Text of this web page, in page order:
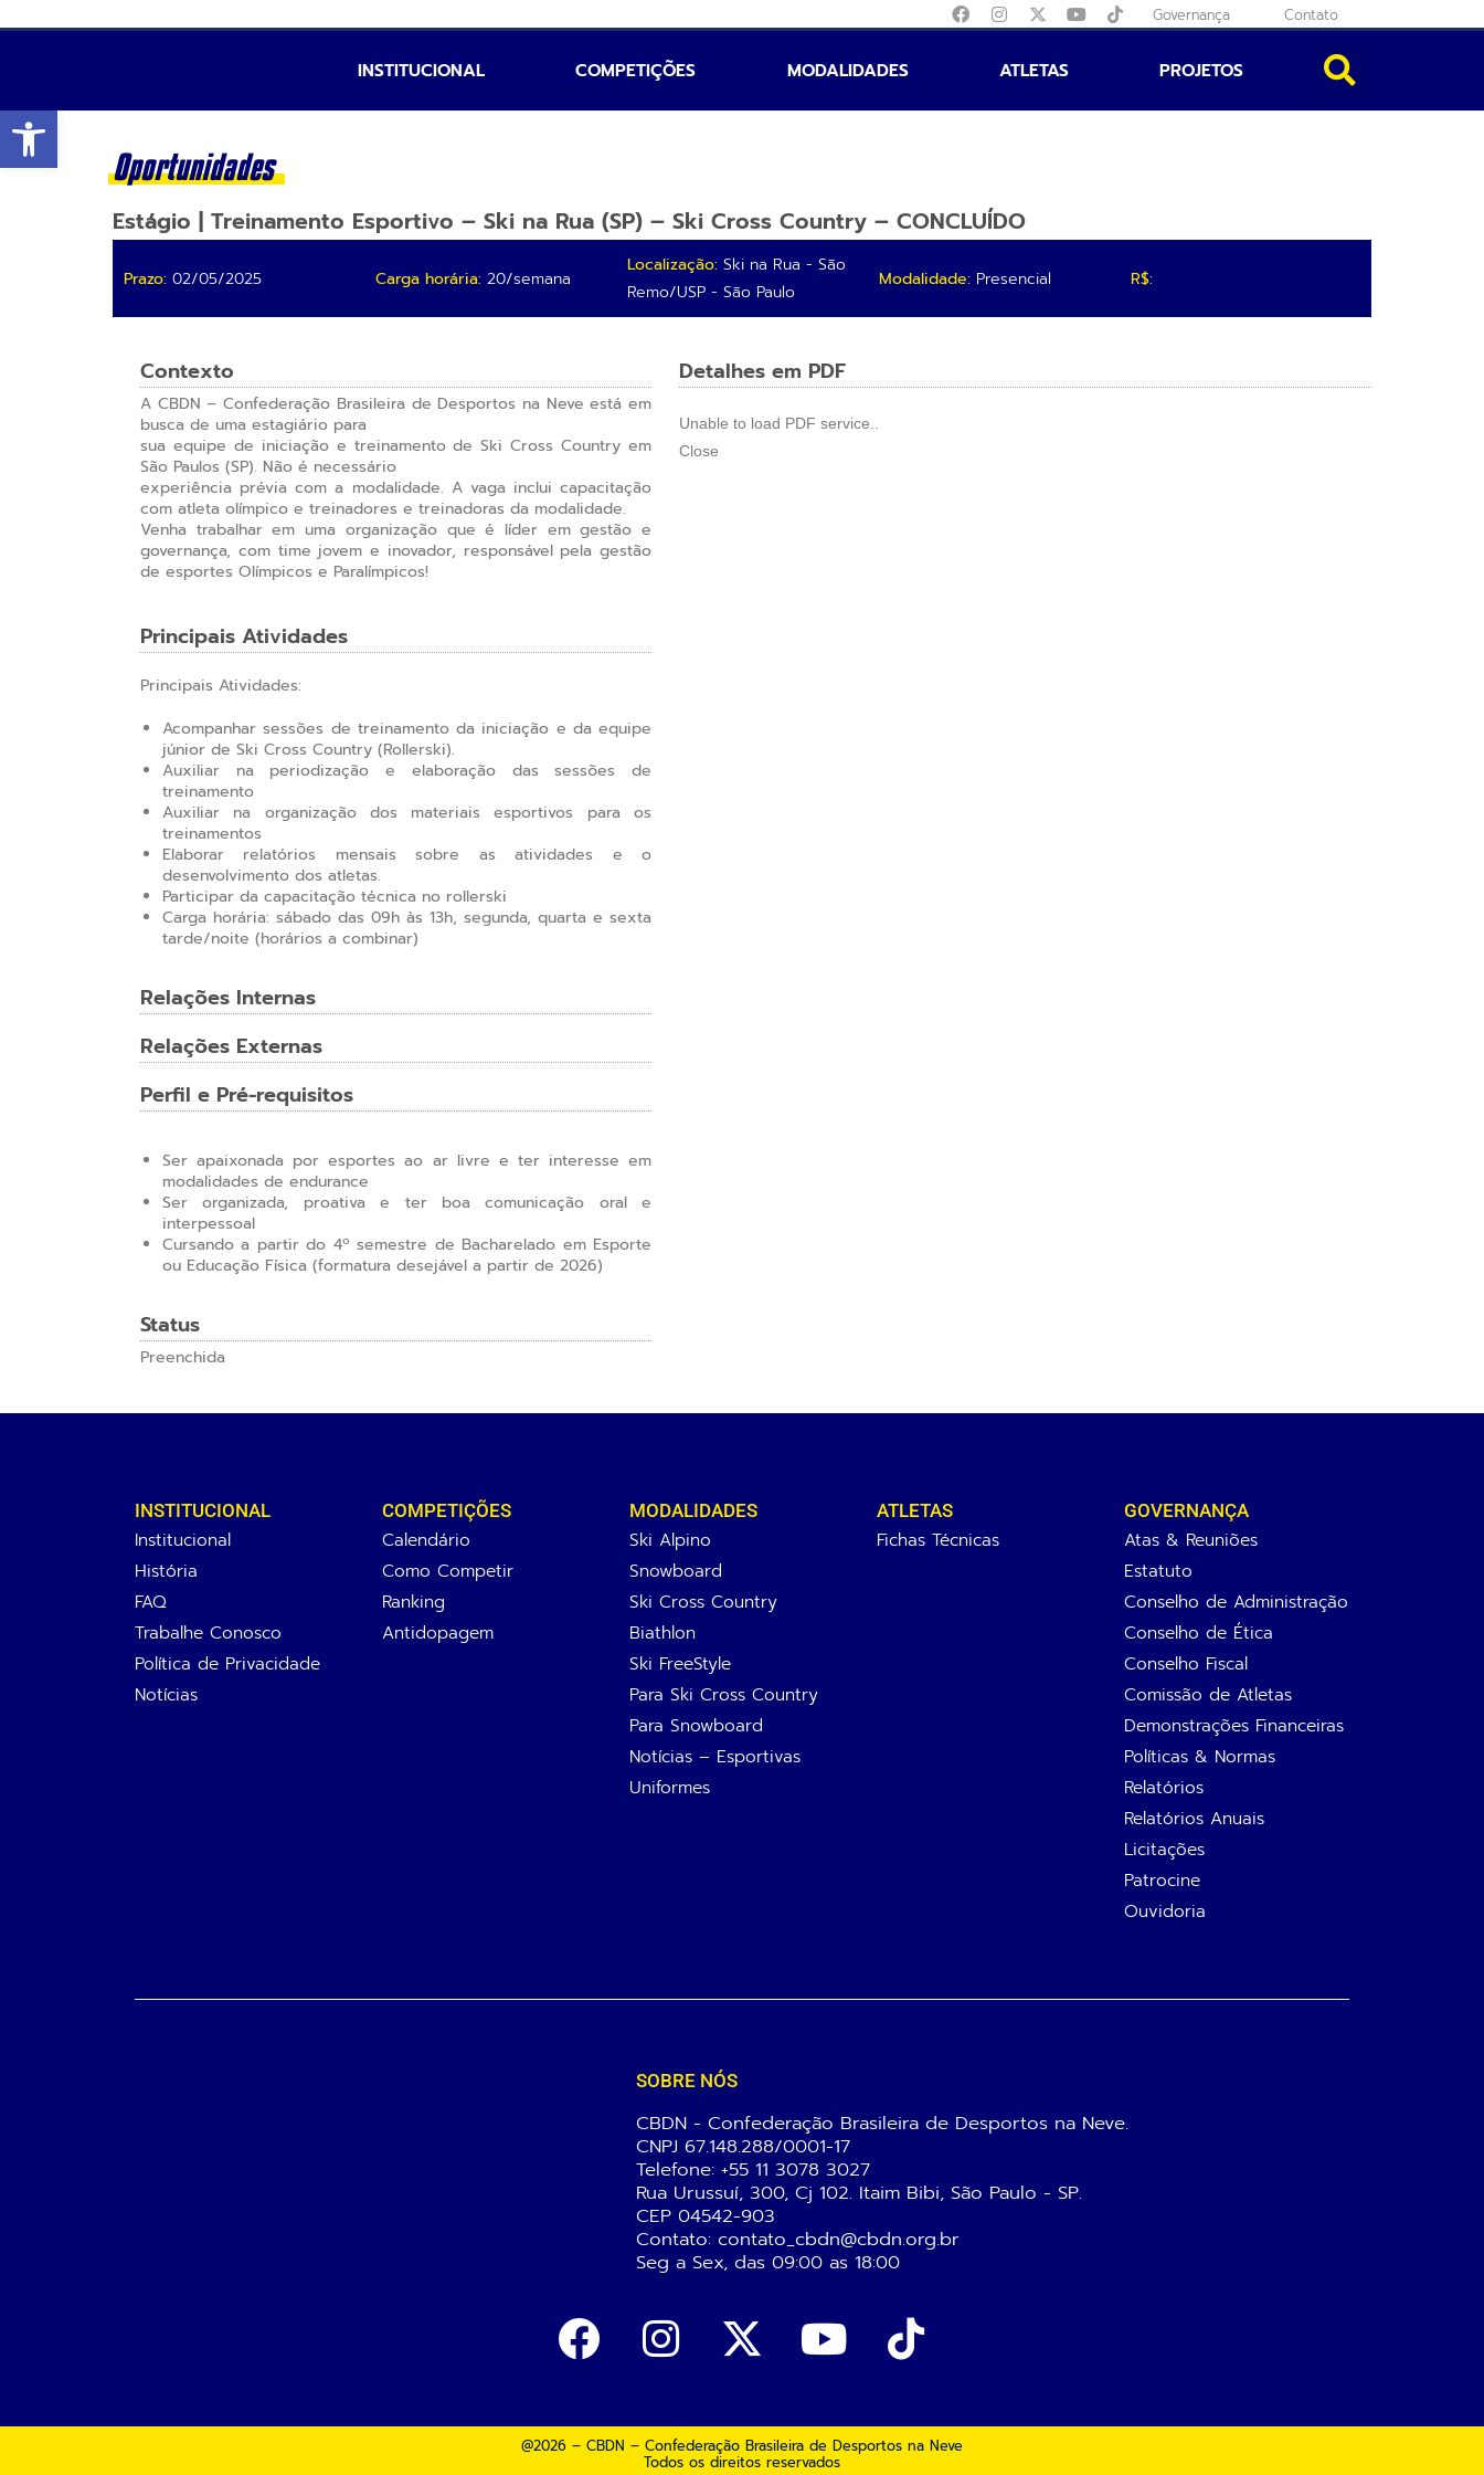
Abrir a barra de ferramentas
Governança Contato
INSTITUCIONAL COMPETIÇÕES MODALIDADES ATLETAS PROJETOS
Oportunidades
Estágio | Treinamento Esportivo – Ski na Rua (SP) – Ski Cross Country – CONCLUÍDO
Prazo: 02/05/2025 Carga horária: 20/semana
Localização: Ski na Rua - São
Remo/USP - São Paulo
Modalidade: Presencial R$:
Contexto
A CBDN – Confederação Brasileira de Desportos na Neve está em
busca de uma estagiário para
sua equipe de iniciação e treinamento de Ski Cross Country em
São Paulos (SP). Não é necessário
experiência prévia com a modalidade. A vaga inclui capacitação
com atleta olímpico e treinadores e treinadoras da modalidade.
Venha trabalhar em uma organização que é líder em gestão e
governança, com time jovem e inovador, responsável pela gestão
de esportes Olímpicos e Paralímpicos!
Principais Atividades
Principais Atividades:
Acompanhar sessões de treinamento da iniciação e da equipe
júnior de Ski Cross Country (Rollerski).
Auxiliar na periodização e elaboração das sessões de
treinamento
Auxiliar na organização dos materiais esportivos para os
treinamentos
Elaborar relatórios mensais sobre as atividades e o
desenvolvimento dos atletas.
Participar da capacitação técnica no rollerski
Carga horária: sábado das 09h às 13h, segunda, quarta e sexta
tarde/noite (horários a combinar)
Relações Internas
Relações Externas
Perfil e Pré-requisitos
Ser apaixonada por esportes ao ar livre e ter interesse em
modalidades de endurance
Ser organizada, proativa e ter boa comunicação oral e
interpessoal
Cursando a partir do 4º semestre de Bacharelado em Esporte
ou Educação Física (formatura desejável a partir de 2026)
Status
Preenchida
Detalhes em PDF
Unable to load PDF service..
Close
INSTITUCIONAL
Institucional
História
FAQ
Trabalhe Conosco
Política de Privacidade
Notícias
COMPETIÇÕES
Calendário
Como Competir
Ranking
Antidopagem
MODALIDADES
Ski Alpino
Snowboard
Ski Cross Country
Biathlon
Ski FreeStyle
Para Ski Cross Country
Para Snowboard
Notícias – Esportivas
Uniformes
ATLETAS
Fichas Técnicas
GOVERNANÇA
Atas & Reuniões
Estatuto
Conselho de Administração
Conselho de Ética
Conselho Fiscal
Comissão de Atletas
Demonstrações Financeiras
Políticas & Normas
Relatórios
Relatórios Anuais
Licitações
Patrocine
Ouvidoria
SOBRE NÓS
CBDN - Confederação Brasileira de Desportos na Neve.
CNPJ 67.148.288/0001-17
Telefone: +55 11 3078 3027
Rua Urussuí, 300, Cj 102. Itaim Bibi, São Paulo - SP.
CEP 04542-903
Contato: contato_cbdn@cbdn.org.br
Seg a Sex, das 09:00 as 18:00
@2026 – CBDN – Confederação Brasileira de Desportos na Neve
Todos os direitos reservados